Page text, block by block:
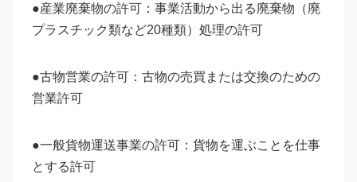
●産業廃棄物の許可：事業活動から出る廃棄物（廃
プラスチック類など20種類）処理の許可
●古物営業の許可：古物の売買または交換のための
営業許可
●一般貨物運送事業の許可：貨物を運ぶことを仕事
とする許可